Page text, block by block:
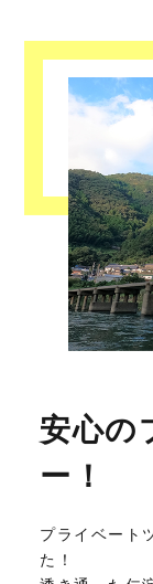
安心の
ー！
プライベート
た！